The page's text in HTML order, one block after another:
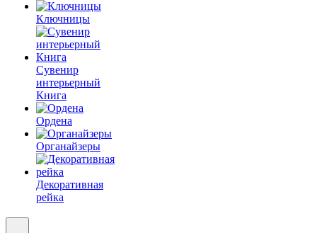
Ключницы
Сувенир
интерьерный
Книга
Ордена
Органайзеры
Декоративная
рейка